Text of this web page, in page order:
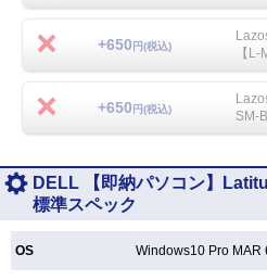
+650 円(税込)
【L-
+650 円(税込)
SM-B
DELL 【即納パソコン】
標準スペック
OS Windows10 Pro MAR